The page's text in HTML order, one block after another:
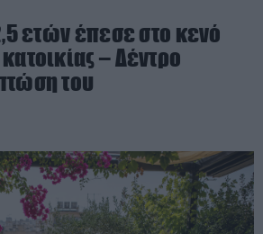
ετών έπεσε στο κενό
– Δέντρο
του